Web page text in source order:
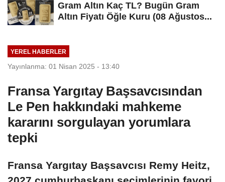
Gram Altın Kaç TL? Bugün Gram
Altın Fiyatı Öğle Kuru (08 Ağustos...
YEREL HABERLER
Yayınlanma: 01 Nisan 2025 - 13:40
Fransa Yargıtay Başsavcısından
Le Pen hakkındaki mahkeme
kararını sorgulayan yorumlara
tepki
Fransa Yargıtay Başsavcısı Remy Heitz,